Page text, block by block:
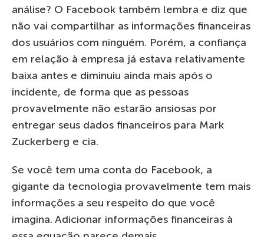
análise? O Facebook também lembra e diz que
não vai compartilhar as informações financeiras
dos usuários com ninguém. Porém, a confiança
em relação à empresa já estava relativamente
baixa antes e diminuiu ainda mais após o
incidente, de forma que as pessoas
provavelmente não estarão ansiosas por
entregar seus dados financeiros para Mark
Zuckerberg e cia.
Se você tem uma conta do Facebook, a
gigante da tecnologia provavelmente tem mais
informações a seu respeito do que você
imagina. Adicionar informações financeiras à